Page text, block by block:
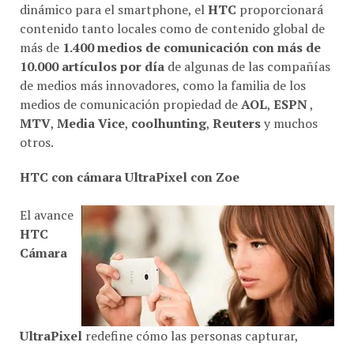
dinámico para el smartphone, elHTC proporcionará
contenido tanto locales como de contenido global de
más de 1.400 medios de comunicación con más de
10.000 artículos por día de algunas de las compañías
de medios más innovadores, como la familia de los
medios de comunicación propiedad deAOL, ESPN,
MTV, Media Vice, coolhunting, Reutersy muchos
otros.
HTC con cámara UltraPixel con Zoe
El avance
HTC
Cámara
UltraPixel redefine cómo las personas capturar,